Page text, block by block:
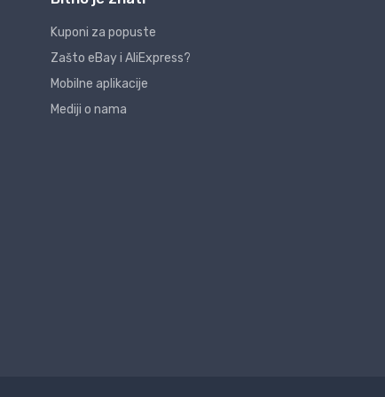
Kuponi za popuste
Zašto eBay i AliExpress?
Mobilne aplikacije
Mediji o nama